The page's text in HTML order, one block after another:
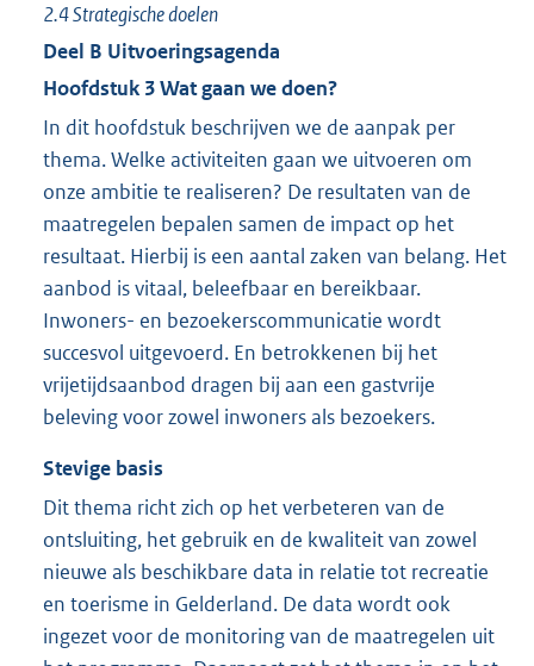
2.4Strategische doelen
Deel B Uitvoeringsagenda
Hoofdstuk 3Wat gaan we doen?
In dit hoofdstuk beschrijven we de aanpak per
thema. Welke activiteiten gaan we uitvoeren om
onze ambitie te realiseren? De resultaten van de
maatregelen bepalen samen de impact op het
resultaat. Hierbij is een aantal zaken van belang. Het
aanbod is vitaal, beleefbaar en bereikbaar.
Inwoners- en bezoekerscommunicatie wordt
succesvol uitgevoerd. En betrokkenen bij het
vrijetijdsaanbod dragen bij aan een gastvrije
beleving voor zowel inwoners als bezoekers.
Stevige basis
Dit thema richt zich op het verbeteren van de
ontsluiting, het gebruik en de kwaliteit van zowel
nieuwe als beschikbare data in relatie tot recreatie
en toerisme in Gelderland. De data wordt ook
ingezet voor de monitoring van de maatregelen uit